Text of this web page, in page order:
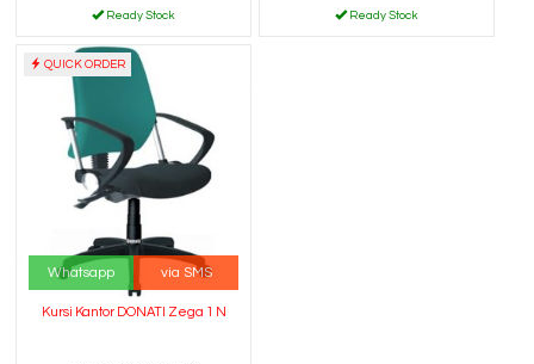
Ready Stock Ready Stock
QUICK ORDER
Whatsapp via SMS
Kursi Kantor DONATI Zega 1 N